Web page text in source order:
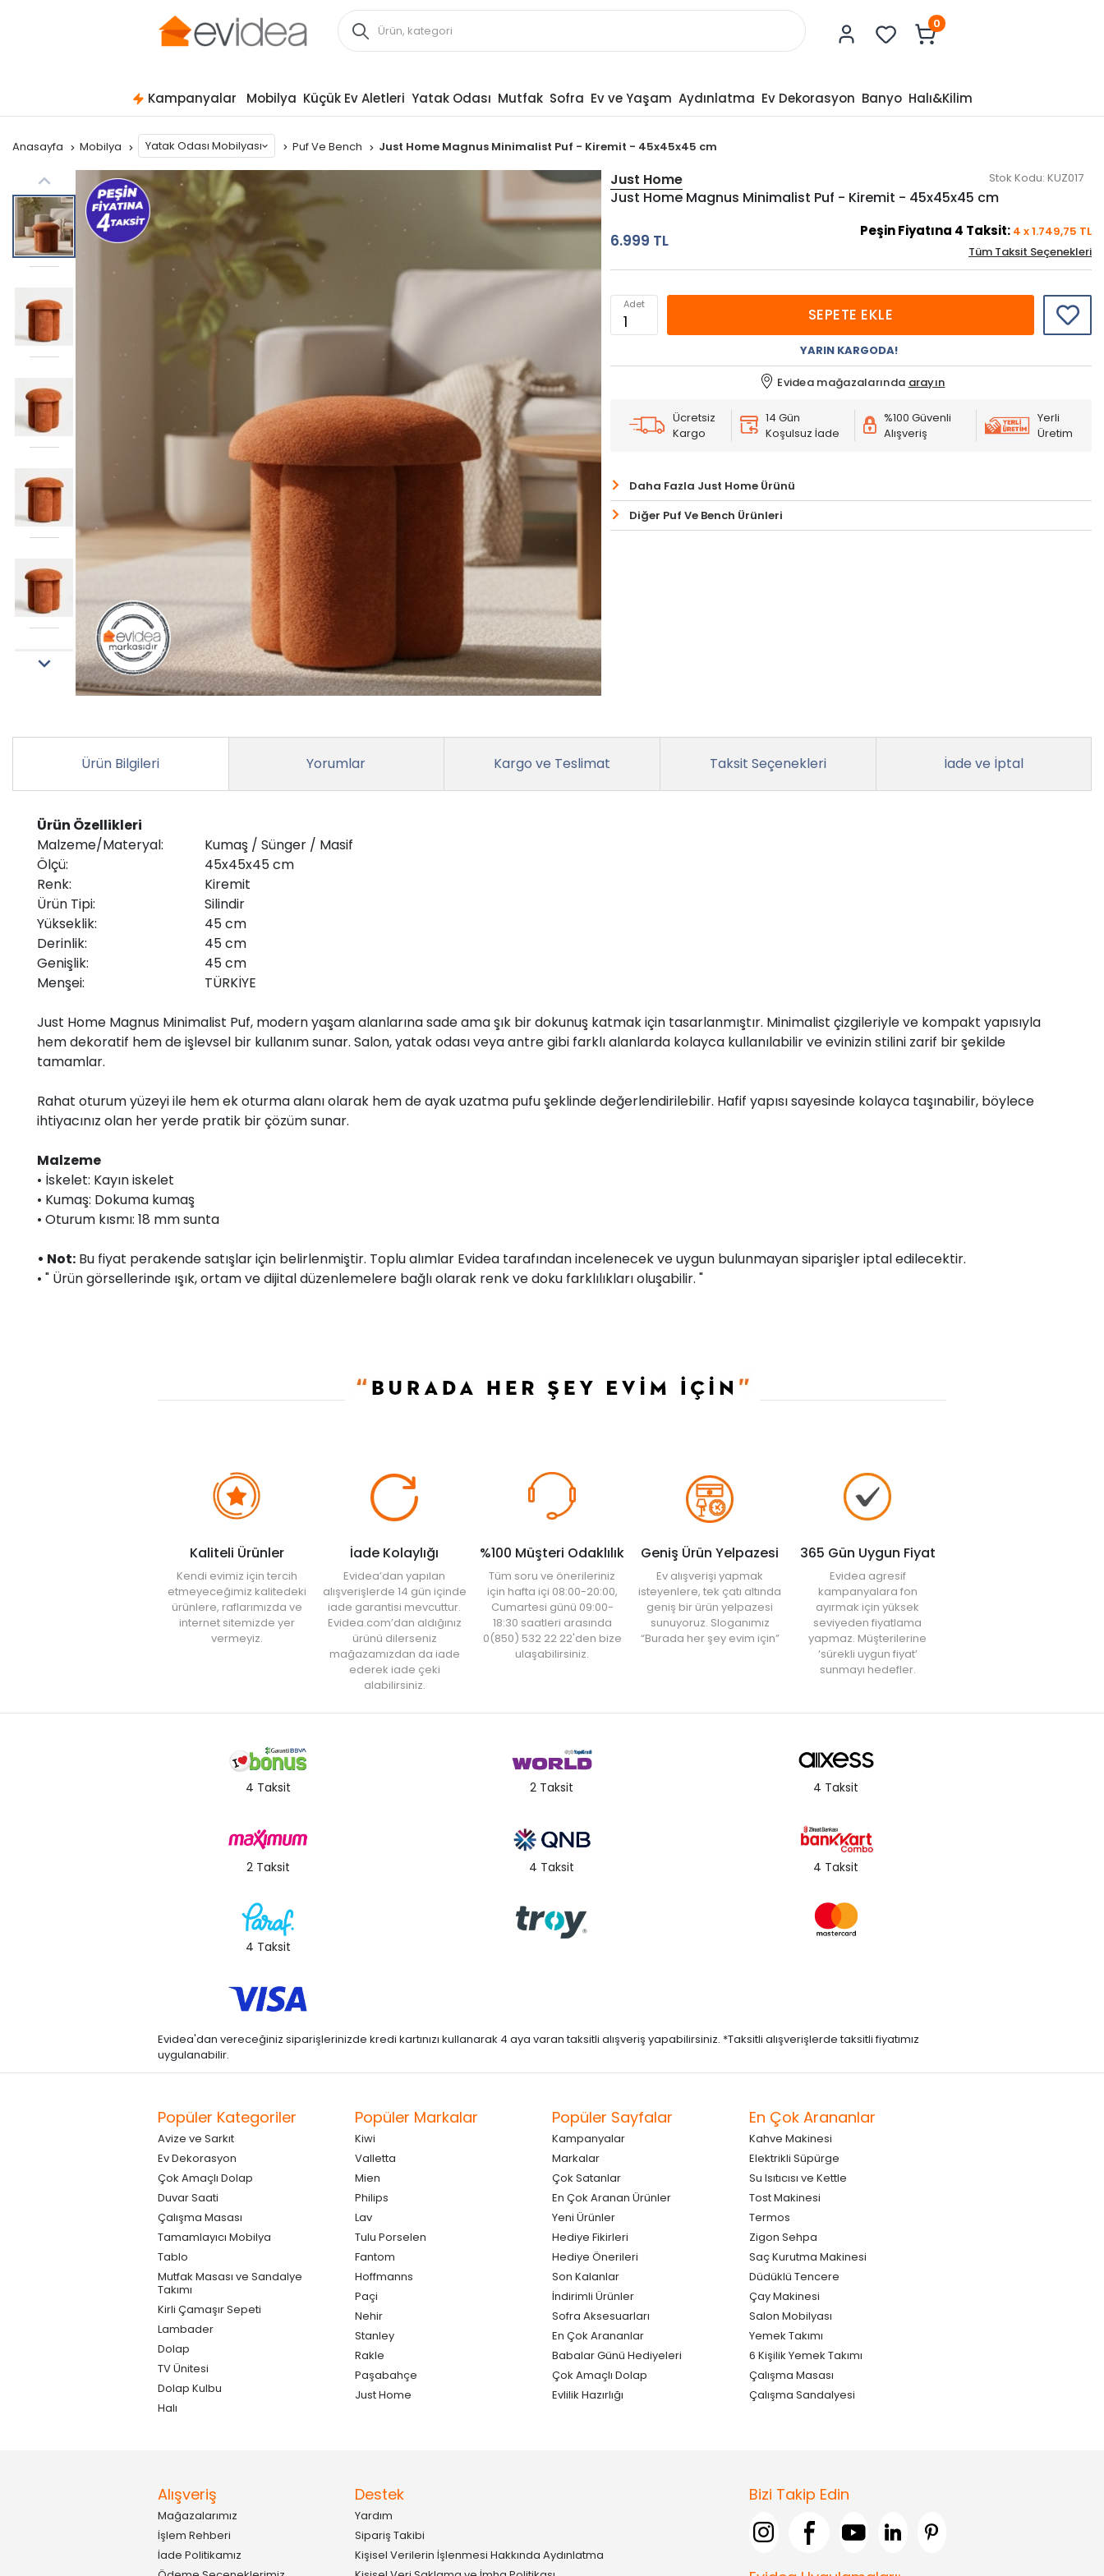
0
Kampanyalar Mobilya Küçük Ev Aletleri Yatak Odası Mutfak Sofra Ev ve Yaşam Aydınlatma Ev Dekorasyon Banyo Halı&Kilim
Anasayfa Mobilya Yatak Odası Mobilyası Puf Ve Bench Just Home Magnus Minimalist Puf - Kiremit - 45x45x45 cm
Just Home Stok Kodu: KUZ017
Just Home Magnus Minimalist Puf - Kiremit - 45x45x45 cm
6.999 TL
Peşin Fiyatına 4 Taksit: 4 x1.749,75 TL
Tüm Taksit Seçenekleri
Adet
SEPETE EKLE
YARIN KARGODA!
Evidea mağazalarında arayın
Ücretsiz
Kargo
14 Gün
Koşulsuz İade
%100 Güvenli
Alışveriş
Yerli
Üretim
Daha Fazla Just Home Ürünü
Diğer Puf Ve Bench Ürünleri
Ürün Bilgileri Yorumlar Kargo ve Teslimat Taksit Seçenekleri İade ve İptal
Ürün Özellikleri
Malzeme/Materyal:
Kumaş / Sünger / Masif
Ölçü:
45x45x45 cm
Renk:
Kiremit
Ürün Tipi:
Silindir
Yükseklik:
45 cm
Derinlik:
45 cm
Genişlik:
45 cm
Menşei:
TÜRKİYE
Just Home Magnus Minimalist Puf, modern yaşam alanlarına sade ama şık bir dokunuş katmak için tasarlanmıştır. Minimalist çizgileriyle ve kompakt yapısıyla
hem dekoratif hem de işlevsel bir kullanım sunar. Salon, yatak odası veya antre gibi farklı alanlarda kolayca kullanılabilir ve evinizin stilini zarif bir şekilde
tamamlar.
Rahat oturum yüzeyi ile hem ek oturma alanı olarak hem de ayak uzatma pufu şeklinde değerlendirilebilir. Hafif yapısı sayesinde kolayca taşınabilir, böylece
ihtiyacınız olan her yerde pratik bir çözüm sunar.
Malzeme
• İskelet: Kayın iskelet
• Kumaş: Dokuma kumaş
• Oturum kısmı: 18 mm sunta
• Not: Bu fiyat perakende satışlar için belirlenmiştir. Toplu alımlar Evidea tarafından incelenecek ve uygun bulunmayan siparişler iptal edilecektir.
• " Ürün görsellerinde ışık, ortam ve dijital düzenlemelere bağlı olarak renk ve doku farklılıkları oluşabilir. "
Kaliteli Ürünler
Kendi evimiz için tercih
etmeyeceğimiz kalitedeki
ürünlere, raflarımızda ve
internet sitemizde yer
vermeyiz.
İade Kolaylığı
Evidea’dan yapılan
alışverişlerde 14 gün içinde
iade garantisi mevcuttur.
Evidea.com’dan aldığınız
ürünü dilerseniz
mağazamızdan da iade
ederek iade çeki
alabilirsiniz.
%100 Müşteri Odaklılık
Tüm soru ve önerileriniz
için hafta içi 08:00-20:00,
Cumartesi günü 09:00-
18:30 saatleri arasında
0(850) 532 22 22'den bize
ulaşabilirsiniz.
Geniş Ürün Yelpazesi
Ev alışverişi yapmak
isteyenlere, tek çatı altında
geniş bir ürün yelpazesi
sunuyoruz. Sloganımız
“Burada her şey evim için”
365 Gün Uygun Fiyat
Evidea agresif
kampanyalara fon
ayırmak için yüksek
seviyeden fiyatlama
yapmaz. Müşterilerine
‘sürekli uygun fiyat’
sunmayı hedefler.
4 Taksit 2 Taksit 4 Taksit
2 Taksit 4 Taksit 4 Taksit
4 Taksit
Evidea'dan vereceğiniz siparişlerinizde kredi kartınızı kullanarak 4 aya varan taksitli alışveriş yapabilirsiniz. *Taksitli alışverişlerde taksitli fiyatımız
uygulanabilir.
Popüler Kategoriler
Avize ve Sarkıt
Ev Dekorasyon
Çok Amaçlı Dolap
Duvar Saati
Çalışma Masası
Tamamlayıcı Mobilya
Tablo
Mutfak Masası ve Sandalye
Takımı
Kirli Çamaşır Sepeti
Lambader
Dolap
TV Ünitesi
Dolap Kulbu
Halı
Popüler Markalar
Kiwi
Valletta
Mien
Philips
Lav
Tulu Porselen
Fantom
Hoffmanns
Paçi
Nehir
Stanley
Rakle
Paşabahçe
Just Home
Popüler Sayfalar
Kampanyalar
Markalar
Çok Satanlar
En Çok Aranan Ürünler
Yeni Ürünler
Hediye Fikirleri
Hediye Önerileri
Son Kalanlar
İndirimli Ürünler
Sofra Aksesuarları
En Çok Arananlar
Babalar Günü Hediyeleri
Çok Amaçlı Dolap
Evlilik Hazırlığı
En Çok Arananlar
Kahve Makinesi
Elektrikli Süpürge
Su Isıtıcısı ve Kettle
Tost Makinesi
Termos
Zigon Sehpa
Saç Kurutma Makinesi
Düdüklü Tencere
Çay Makinesi
Salon Mobilyası
Yemek Takımı
6 Kişilik Yemek Takımı
Çalışma Masası
Çalışma Sandalyesi
Alışveriş
Mağazalarımız
İşlem Rehberi
İade Politikamız
Destek
Yardım
Sipariş Takibi
Kişisel Verilerin İşlenmesi Hakkında Aydınlatma
Bizi Takip Edin